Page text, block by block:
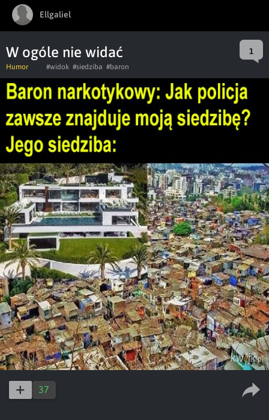
Ellgaliel
W ogóle nie widać 1
Humor #widok #siedziba #baron
37